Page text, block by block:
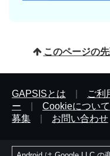
このページの
GAPSISとは ご利
ー
Cookieについて
募集
お問い合わせ